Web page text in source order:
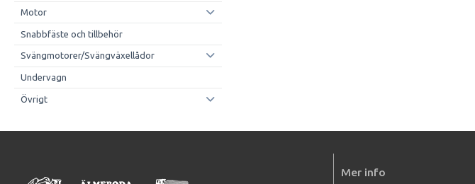
Motor
Snabbfäste och tillbehör
Svängmotorer/Svängväxellådor
Undervagn
Övrigt
Mer info